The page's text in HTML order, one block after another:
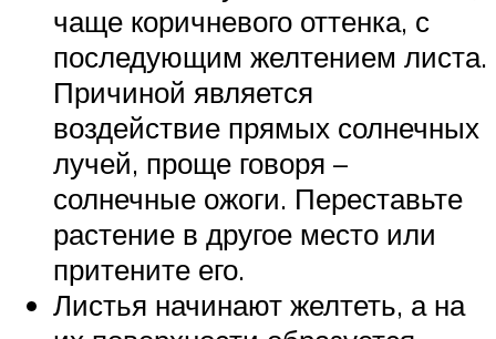
чаще коричневого оттенка, с
последующим желтением листа.
Причиной является
воздействие прямых солнечных
лучей, проще говоря –
солнечные ожоги. Переставьте
растение в другое место или
притените его.
Листья начинают желтеть, а на